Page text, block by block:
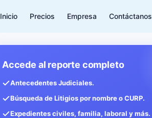
Inicio Precios Empresa Contáctanos
Accede al reporte completo
Antecedentes Judiciales.
Búsqueda de Litigios por nombre o CURP.
Expedientes civiles, familia, laboral y más.